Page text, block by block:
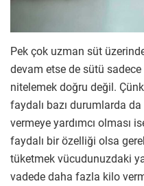
Pek çok uzman süt
devam etse de sütü
nitelemek doğru değil.
faydalı bazı durumlarda
vermeye yardımcı olması
faydalı bir özelliği olsa
tüketmek vücudunuzdaki
vadede daha fazla kilo